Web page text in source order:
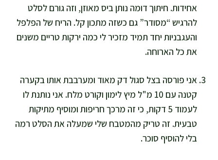
אחידות. חיתוך דומה נותן ביס מאוזן, וזה גורם לסלט
להרגיש “מסודר” גם כשזה מתכון קל. הריח של הפלפל
והעגבניות יחד תמיד מזכיר לי כמה ירקות טריים משנים
את כל הארוחה.
אני פורסה בצל סגול דק מאוד ומערבבת אותו בקערה
קטנה עם 10 מ"ל מיץ לימון וקורט מלח. אני נותנת לו
לעמוד 5 דקות, כי זה מרכך חריפות ומוסיף מתיקות
טבעית. זה טריק מהמטבח שלי שמעלה את הסלט רמה
בלי להוסיף סוכר.